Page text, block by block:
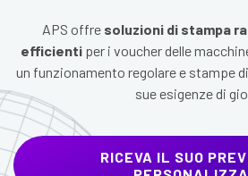
APS offre soluzioni di stampa
efficienti per i voucher delle
un funzionamento regolare e stampe
sue esigenze di
RICEVA IL SUO